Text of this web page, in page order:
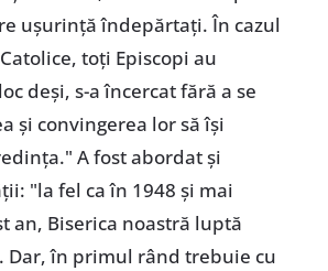
ușurință îndepărtați. În cazul
toți Episcopi au
deși, s-a încercat fără a se
și convingerea lor să își
A fost abordat și
"la fel ca în 1948 și mai
an, Biserica noastră luptă
Dar, în primul rând trebuie cu